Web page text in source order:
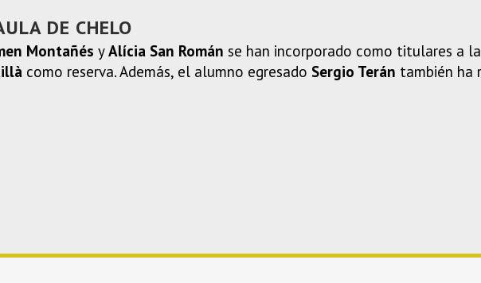
DE CHELO
Montañés yAlícia San Román se han incorporado como titulares a la
como reserva. Además, el alumno egresado Sergio Terán también ha